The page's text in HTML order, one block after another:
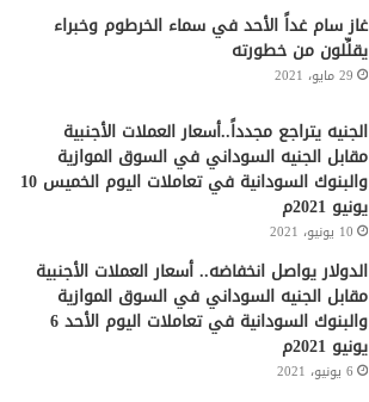
غاز سام غداً الأحد في سماء الخرطوم وخبراء
يقلِّلون من خطورته
29 مايو، 2021
الجنيه يتراجع مجدداً..أسعار العملات الأجنبية
مقابل الجنيه السوداني في السوق الموازية
والبنوك السودانية في تعاملات اليوم الخميس 10
يونيو 2021م
10 يونيو، 2021
الدولار يواصل انخفاضه.. أسعار العملات الأجنبية
مقابل الجنيه السوداني في السوق الموازية
والبنوك السودانية في تعاملات اليوم الأحد 6
يونيو 2021م
6 يونيو، 2021